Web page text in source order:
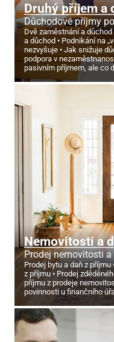
Druhý příjem a
Důchodové příjmy
Dvě zaměstnání a důchod
a důchod
Podnikání na
nezvyšuje
Jak snižuje
podpora v
pasivním příjmem, ale co
Nemovitosti a
Prodej nemovitosti
Prodej bytu a daň z příjmu
z příjmu
Prodej
příjmu z prodeje
povinnosti u finančního